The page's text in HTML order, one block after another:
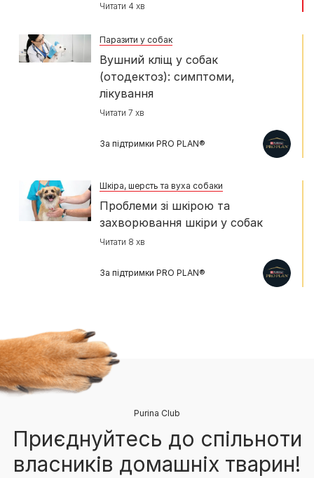
Читати 4 хв
Паразити у собак
Вушний кліщ у собак
(отодектоз): симптоми,
лікування
Читати 7 хв
За підтримки PRO PLAN®
Шкіра, шерсть та вуха собаки
Проблеми зі шкірою та
захворювання шкіри у собак
Читати 8 хв
За підтримки PRO PLAN®
Purina Club
Приєднуйтесь до спільноти
власників домашніх тварин!